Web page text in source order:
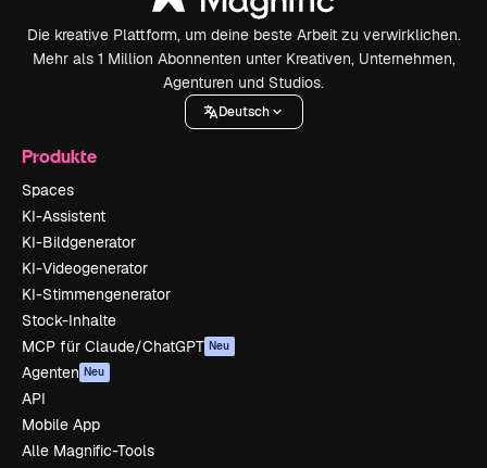
Die kreative Plattform, um deine beste Arbeit zu verwirklichen.
Mehr als 1 Million Abonnenten unter Kreativen, Unternehmen,
Agenturen und Studios.
Deutsch
Produkte
Spaces
KI-Assistent
KI-Bildgenerator
KI-Videogenerator
KI-Stimmengenerator
Stock-Inhalte
MCP für Claude/ChatGPT Neu
Agenten Neu
API
Mobile App
Alle Magnific-Tools